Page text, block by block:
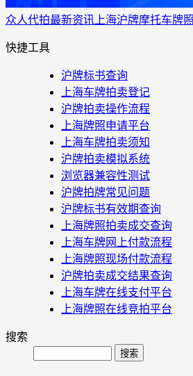
众人代拍最新资讯 上海沪牌摩托车牌
快捷工具
沪牌标书查询
上海车牌拍卖登记
沪牌拍卖操作流程
上海牌照申请平台
上海车牌拍卖须知
沪牌拍卖模拟系统
浏览器兼容性测试
沪牌拍牌常见问题
沪牌标书有效期查询
上海牌照拍卖成交查询
上海车牌网上付款流程
上海牌照现场付款流程
沪牌拍卖成交结果查询
上海车牌在线支付平台
上海牌照在线竞拍平台
搜索